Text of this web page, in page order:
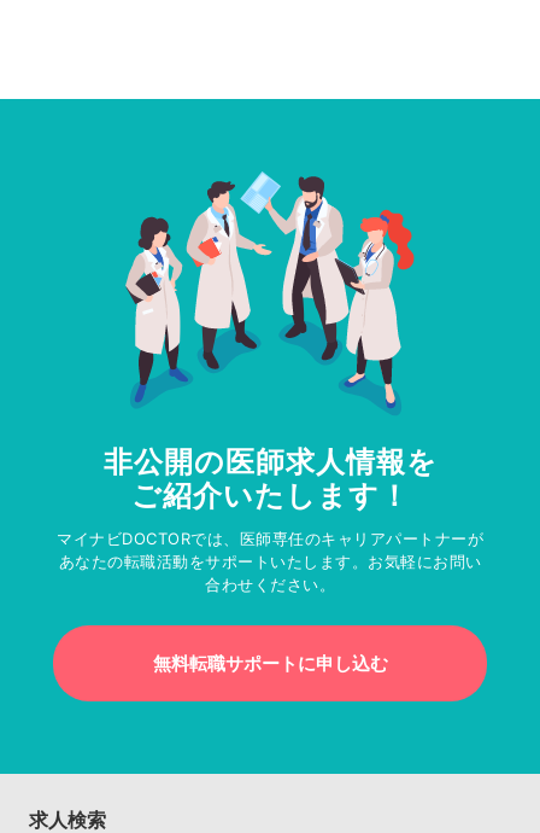
非公開の医師求人情報を
ご紹介いたします！
マイナビDOCTORでは、医師専任のキャリアパートナーが
あなたの転職活動をサポートいたします。お気軽にお問い
合わせください。
無料転職サポートに申し込む
求人検索